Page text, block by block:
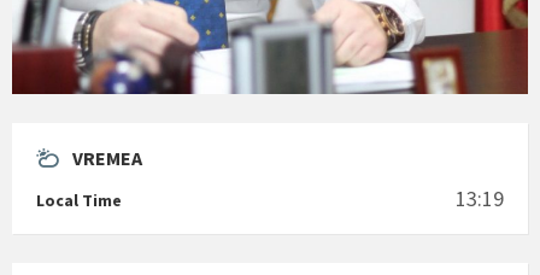
VREMEA
Local Time 13:19